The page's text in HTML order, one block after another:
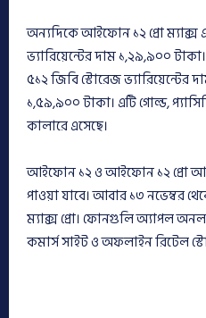
অন্যদিকে আইফোন ১২ প্রো ম্যাক্স
ভ্যারিয়েন্টের দাম ১,২৯,৯০০
৫১২ জিবি স্টোরেজ ভ্যারিয়েন্টের
১,৫৯,৯০০ টাকা। এটি গোল্ড,
কালারে এসেছে।
আইফোন ১২ ও আইফোন ১২ প্রো
পাওয়া যাবে। আবার ১৩ নভেম্বর
ম্যাক্স প্রো। ফোনগুলি অ্যাপল
কমার্স সাইট ও অফলাইন রিটেল